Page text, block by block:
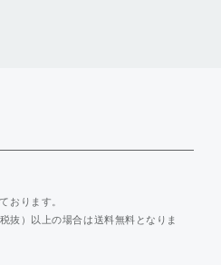
おります。
抜）以上の場合は送料無料となりま